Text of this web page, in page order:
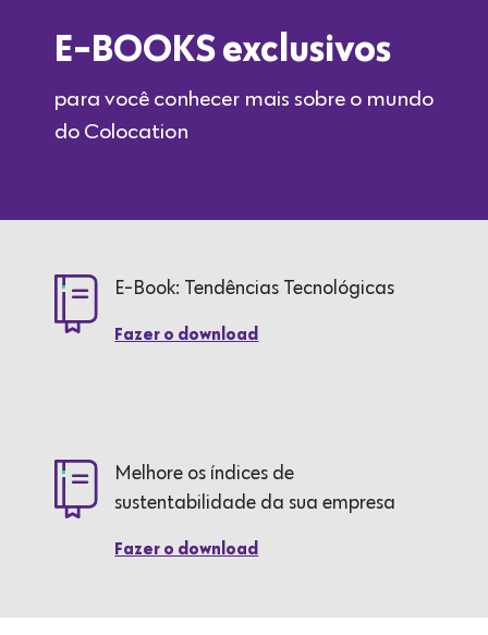
E-BOOKS exclusivos
para você conhecer mais sobre o mundo
do Colocation
E-Book: Tendências Tecnológicas
Fazer o download
Melhore os índices de
sustentabilidade da sua empresa
Fazer o download